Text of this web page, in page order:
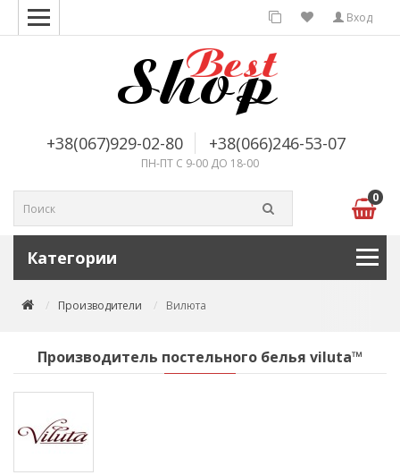
Вход
+38(067)929-02-80 +38(066)246-53-07
ПН-ПТ С 9-00 ДО 18-00
0
Категории
Производители Вилюта
Производитель постельного белья viluta™